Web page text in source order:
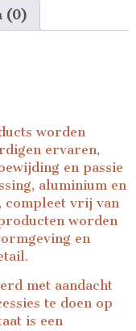
(0)
worden
ervaren,
en passie
aluminium en
compleet vrij van
worden
en
met aandacht
te doen op
is een